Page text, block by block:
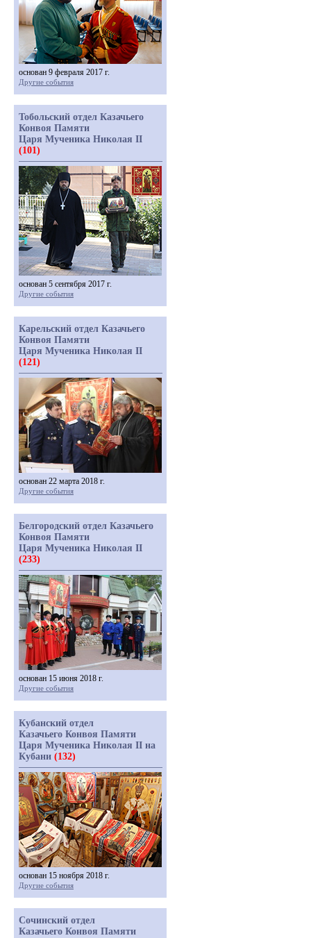
основан 9 февраля 2017 г.
Другие события
Тобольский отдел Казачьего
Конвоя Памяти
Царя Мученика Николая II
(101)
основан 5 сентября 2017 г.
Другие события
Карельский отдел Казачьего
Конвоя Памяти
Царя Мученика Николая II
(121)
основан 22 марта 2018 г.
Другие события
Белгородский отдел Казачьего
Конвоя Памяти
Царя Мученика Николая II
(233)
основан 15 июня 2018 г.
Другие события
Кубанский отдел
Казачьего Конвоя Памяти
Царя Мученика Николая II на
Кубани (132)
основан 15 ноября 2018 г.
Другие события
Сочинский отдел
Казачьего Конвоя Памяти